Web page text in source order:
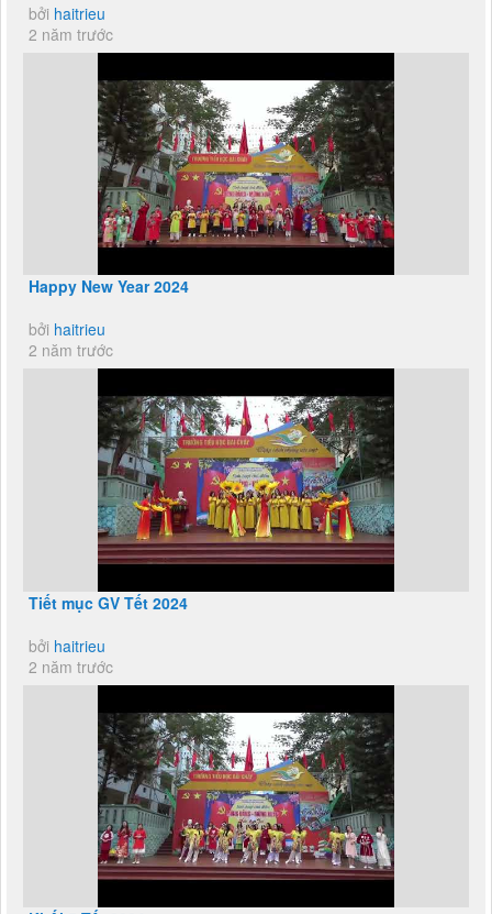
bởi haitrieu
2 năm trước
Happy New Year 2024
bởi haitrieu
2 năm trước
Tiết mục GV Tết 2024
bởi haitrieu
2 năm trước